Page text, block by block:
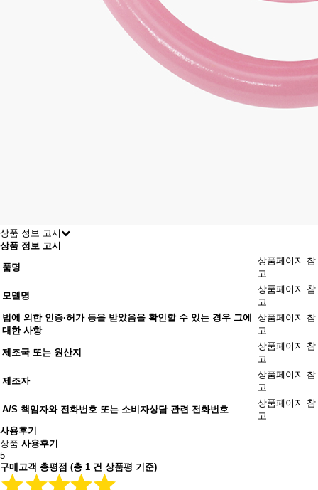
상품 정보 고시
상품 정보 고시
품명
상품페이지 참
고
모델명
상품페이지 참
고
법에 의한 인증·허가 등을 받았음을 확인할 수 있는 경우 그에
대한 사항
상품페이지 참
고
제조국 또는 원산지
상품페이지 참
고
제조자
상품페이지 참
고
A/S 책임자와 전화번호 또는 소비자상담 관련 전화번호
상품페이지 참
고
사용후기
상품 사용후기
5
구매고객 총평점 (총 1 건 상품평 기준)